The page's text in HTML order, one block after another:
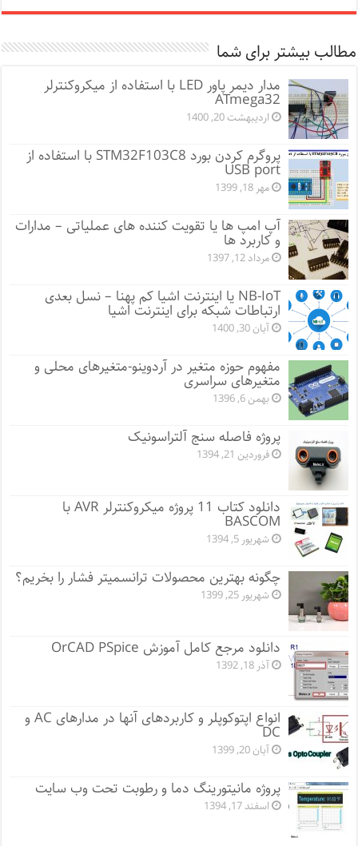
مطالب بیشتر برای شما
مدار دیمر پاور LED با استفاده از میکروکنترلر
ATmega32
اردیبهشت 20, 1400
پروگرم کردن بورد STM32F103C8 با استفاده از
USB port
مهر 18, 1399
آپ امپ ها یا تقویت کننده های عملیاتی – مدارات
و کاربرد ها
مرداد 12, 1397
NB-IoT یا اینترنت اشیا کم پهنا – نسل بعدی
ارتباطات شبکه برای اینترنت اشیا
آبان 30, 1400
مفهوم حوزه متغیر در آردوینو-متغیرهای محلی و
متغیرهای سراسری
بهمن 6, 1396
پروژه فاصله سنج آلتراسونیک
فروردین 21, 1394
دانلود کتاب 11 پروژه میکروکنترلر AVR با
BASCOM
شهریور 5, 1394
چگونه بهترین محصولات ترانسمیتر فشار را بخریم؟
شهریور 25, 1399
دانلود مرجع کامل آموزش OrCAD PSpice
آذر 18, 1392
انواع اپتوکوپلر و کاربردهای آنها در مدارهای AC و
DC
آبان 20, 1399
پروژه مانيتورينگ دما و رطوبت تحت وب سایت
اسفند 17, 1394